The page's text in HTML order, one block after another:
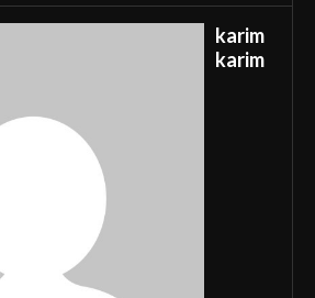
karim
karim